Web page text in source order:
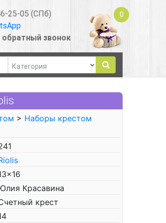
25-05 (СПб)
обратный звонок
0
> Наборы крестом
Красавина
крест